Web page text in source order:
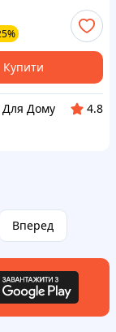
Купити
Для Дому
4.8
Вперед